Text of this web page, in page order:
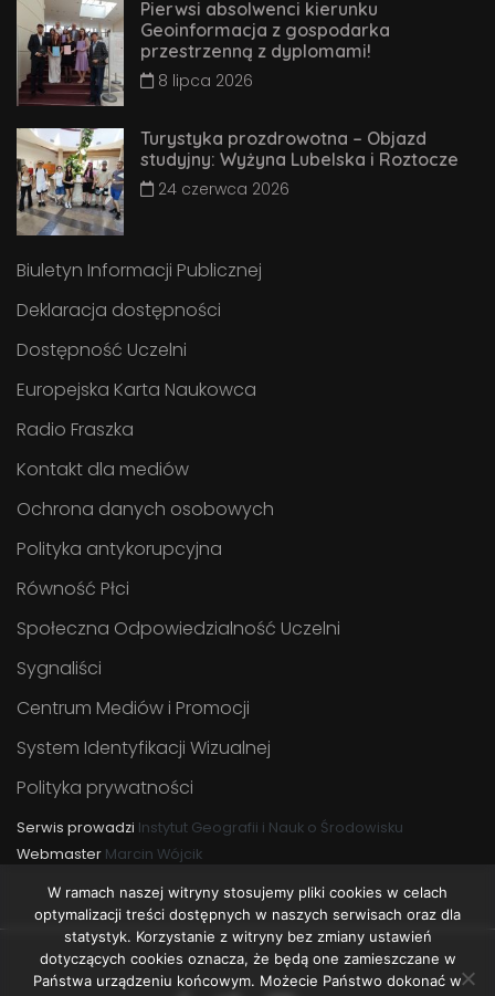
Pierwsi absolwenci kierunku
Geoinformacja z gospodarka
przestrzenną z dyplomami!
8 lipca 2026
Turystyka prozdrowotna – Objazd
studyjny: Wyżyna Lubelska i Roztocze
24 czerwca 2026
Biuletyn Informacji Publicznej
Deklaracja dostępności
Dostępność Uczelni
Europejska Karta Naukowca
Radio Fraszka
Kontakt dla mediów
Ochrona danych osobowych
Polityka antykorupcyjna
Równość Płci
Społeczna Odpowiedzialność Uczelni
Sygnaliści
Centrum Mediów i Promocji
System Identyfikacji Wizualnej
Polityka prywatności
Serwis prowadzi Instytut Geografii i Nauk o Środowisku
Webmaster Marcin Wójcik
W ramach naszej witryny stosujemy pliki cookies w celach
optymalizacji treści dostępnych w naszych serwisach oraz dla
statystyk. Korzystanie z witryny bez zmiany ustawień
dotyczących cookies oznacza, że będą one zamieszczane w
Państwa urządzeniu końcowym. Możecie Państwo dokonać w